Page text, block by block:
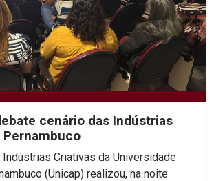
cenário das Indústrias
Criativas da Universidade
(Unicap) realizou, na noite